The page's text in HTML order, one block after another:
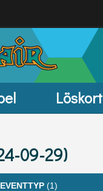
Löskort
09-29)
EVENTTYP(1)